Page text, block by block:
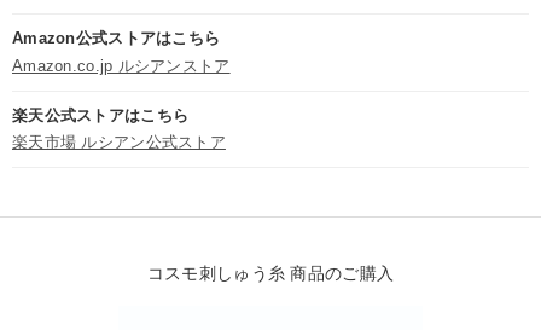
Amazon公式ストアはこちら
Amazon.co.jp ルシアンストア
楽天公式ストアはこちら
楽天市場 ルシアン公式ストア
コスモ刺しゅう糸 商品のご購入